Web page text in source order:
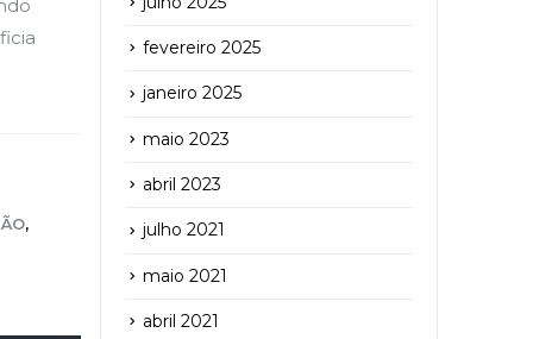
,
fevereiro 2025
janeiro 2025
maio 2023
abril 2023
julho 2021
maio 2021
abril 2021